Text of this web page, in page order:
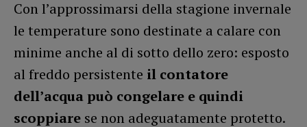
Con l’approssimarsi della stagione invernale
le temperature sono destinate a calare con
minime anche al di sotto dello zero: esposto
al freddo persistente il contatore
dell’acqua può congelare e quindi
scoppiare se non adeguatamente protetto.